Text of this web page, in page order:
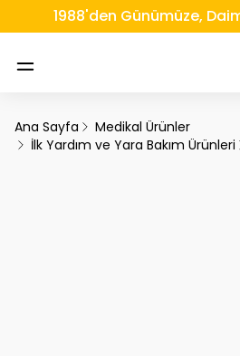
1988'den Günümüze,
Ana Sayfa
Medikal Ürünler
İlk Yardım ve Yara Bakım Ürünleri